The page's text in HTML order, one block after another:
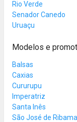
Rio Verde
Senador Canedo
Uruaçu
Modelos e
Balsas
Caxias
Cururupu
Imperatriz
Santa Inês
São José de